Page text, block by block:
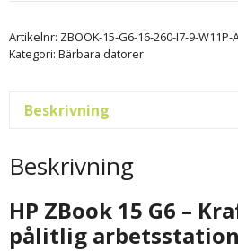
Artikelnr: ZBOOK-15-G6-16-260-I7-9-W11P-
Kategori: Bärbara datorer
Beskrivning
Beskrivning
HP ZBook 15 G6 –
pålitlig arbetsstation